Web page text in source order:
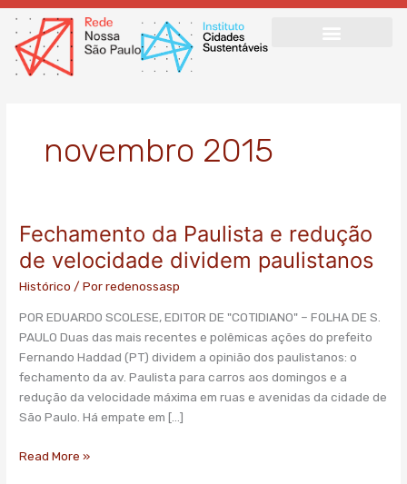
Ir
para
conteúdo
novembro 2015
Fechamento da Paulista e redução
de velocidade dividem paulistanos
Histórico / Porredenossasp
POR EDUARDO SCOLESE, EDITOR DE "COTIDIANO" – FOLHA DE S.
PAULO Duas das mais recentes e polêmicas ações do prefeito
Fernando Haddad (PT) dividem a opinião dos paulistanos: o
fechamento da av. Paulista para carros aos domingos e a
redução da velocidade máxima em ruas e avenidas da cidade de
São Paulo. Há empate em […]
Fechamento
da
Paulista
e
dividem
Read More »